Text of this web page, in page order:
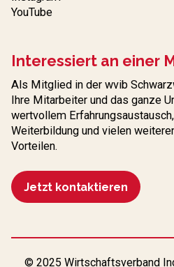
YouTube
Interessiert an einer
Als Mitglied in der wvib
Ihre Mitarbeiter und das ganze
wertvollem
Weiterbildung und vielen
Vorteilen.
Jetzt kontaktieren
© 2025 Wirtschaftsverband